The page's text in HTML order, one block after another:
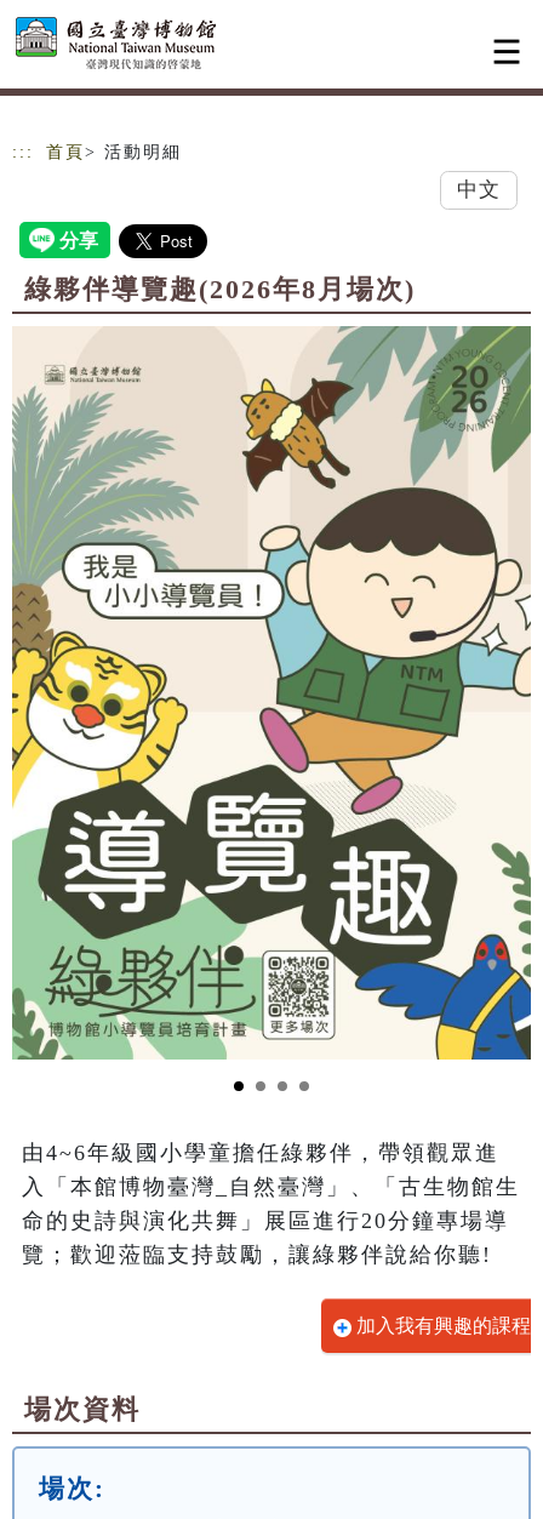
跳到主要內容
網站導覽
::: 首頁 > 活動明細
中文
綠夥伴導覽趣(2026年8月場次)
由4~6年級國小學童擔任綠夥伴，帶領觀眾進
入「本館博物臺灣_自然臺灣」、「古生物館生
命的史詩與演化共舞」展區進行20分鐘專場導
覽；歡迎蒞臨支持鼓勵，讓綠夥伴說給你聽!
加入我有興趣的課程
場次資料
場次: